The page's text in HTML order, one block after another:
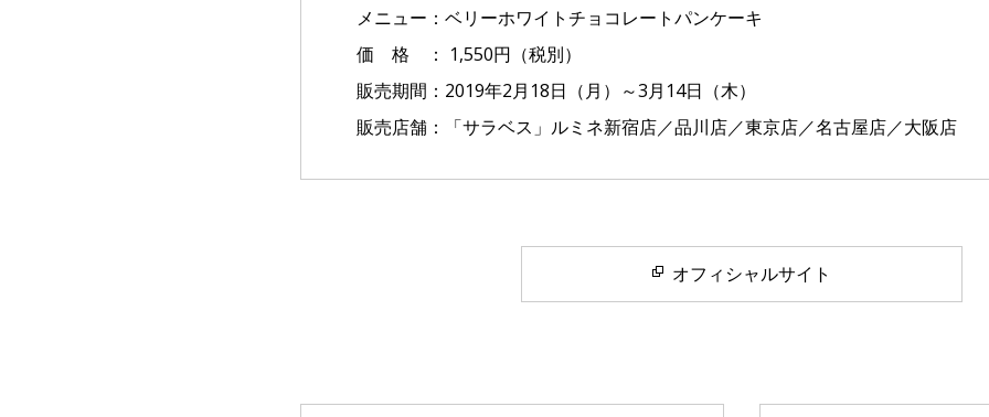
メニュー：ベリーホワイトチョコレートパンケーキ
価 格 ： 1,550円（税別）
販売期間：2019年2月18日（月）～3月14日（木）
販売店舗：「サラベス」ルミネ新宿店／品川店／東京店／名古屋店／大阪店
オフィシャルサイト